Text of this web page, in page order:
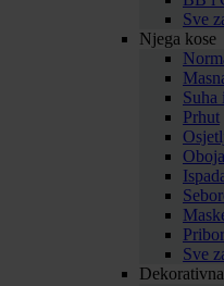
Sve
Njega kose
Suha
Prhut
Sve